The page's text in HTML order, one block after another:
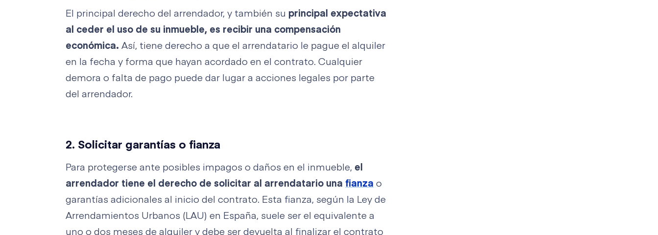
El principal derecho del arrendador, y también su principal expectativa
al ceder el uso de su inmueble, es recibir una compensación
económica. Así, tiene derecho a que el arrendatario le pague el alquiler
en la fecha y forma que hayan acordado en el contrato. Cualquier
demora o falta de pago puede dar lugar a acciones legales por parte
del arrendador.
2. Solicitar garantías o fianza
Para protegerse ante posibles impagos o daños en el inmueble, el
arrendador tiene el derecho de solicitar al arrendatario una fianza o
garantías adicionales al inicio del contrato. Esta fianza, según la Ley de
Arrendamientos Urbanos (LAU) en España, suele ser el equivalente a
uno o dos meses de alquiler y debe ser devuelta al finalizar el contrato